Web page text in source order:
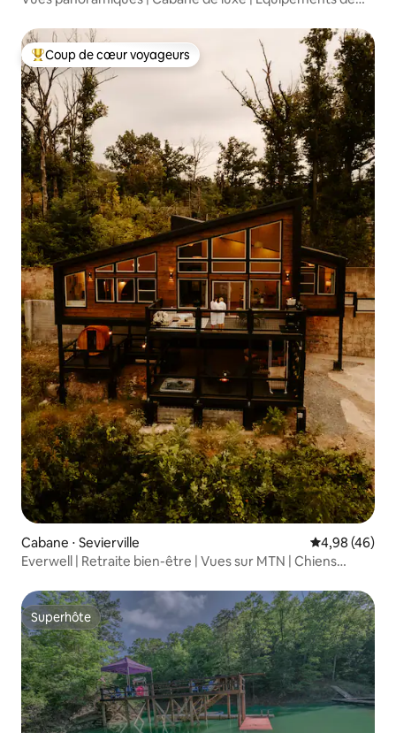
Coups de cœur voyageurs les plus appréciés
Coup de cœur voyageurs
Cabane ⋅ Sevierville Évaluation
4,98 (46)
Everwell | Retraite bien-être | Vues sur MTN | Chiens
Superhôte
Superhôte